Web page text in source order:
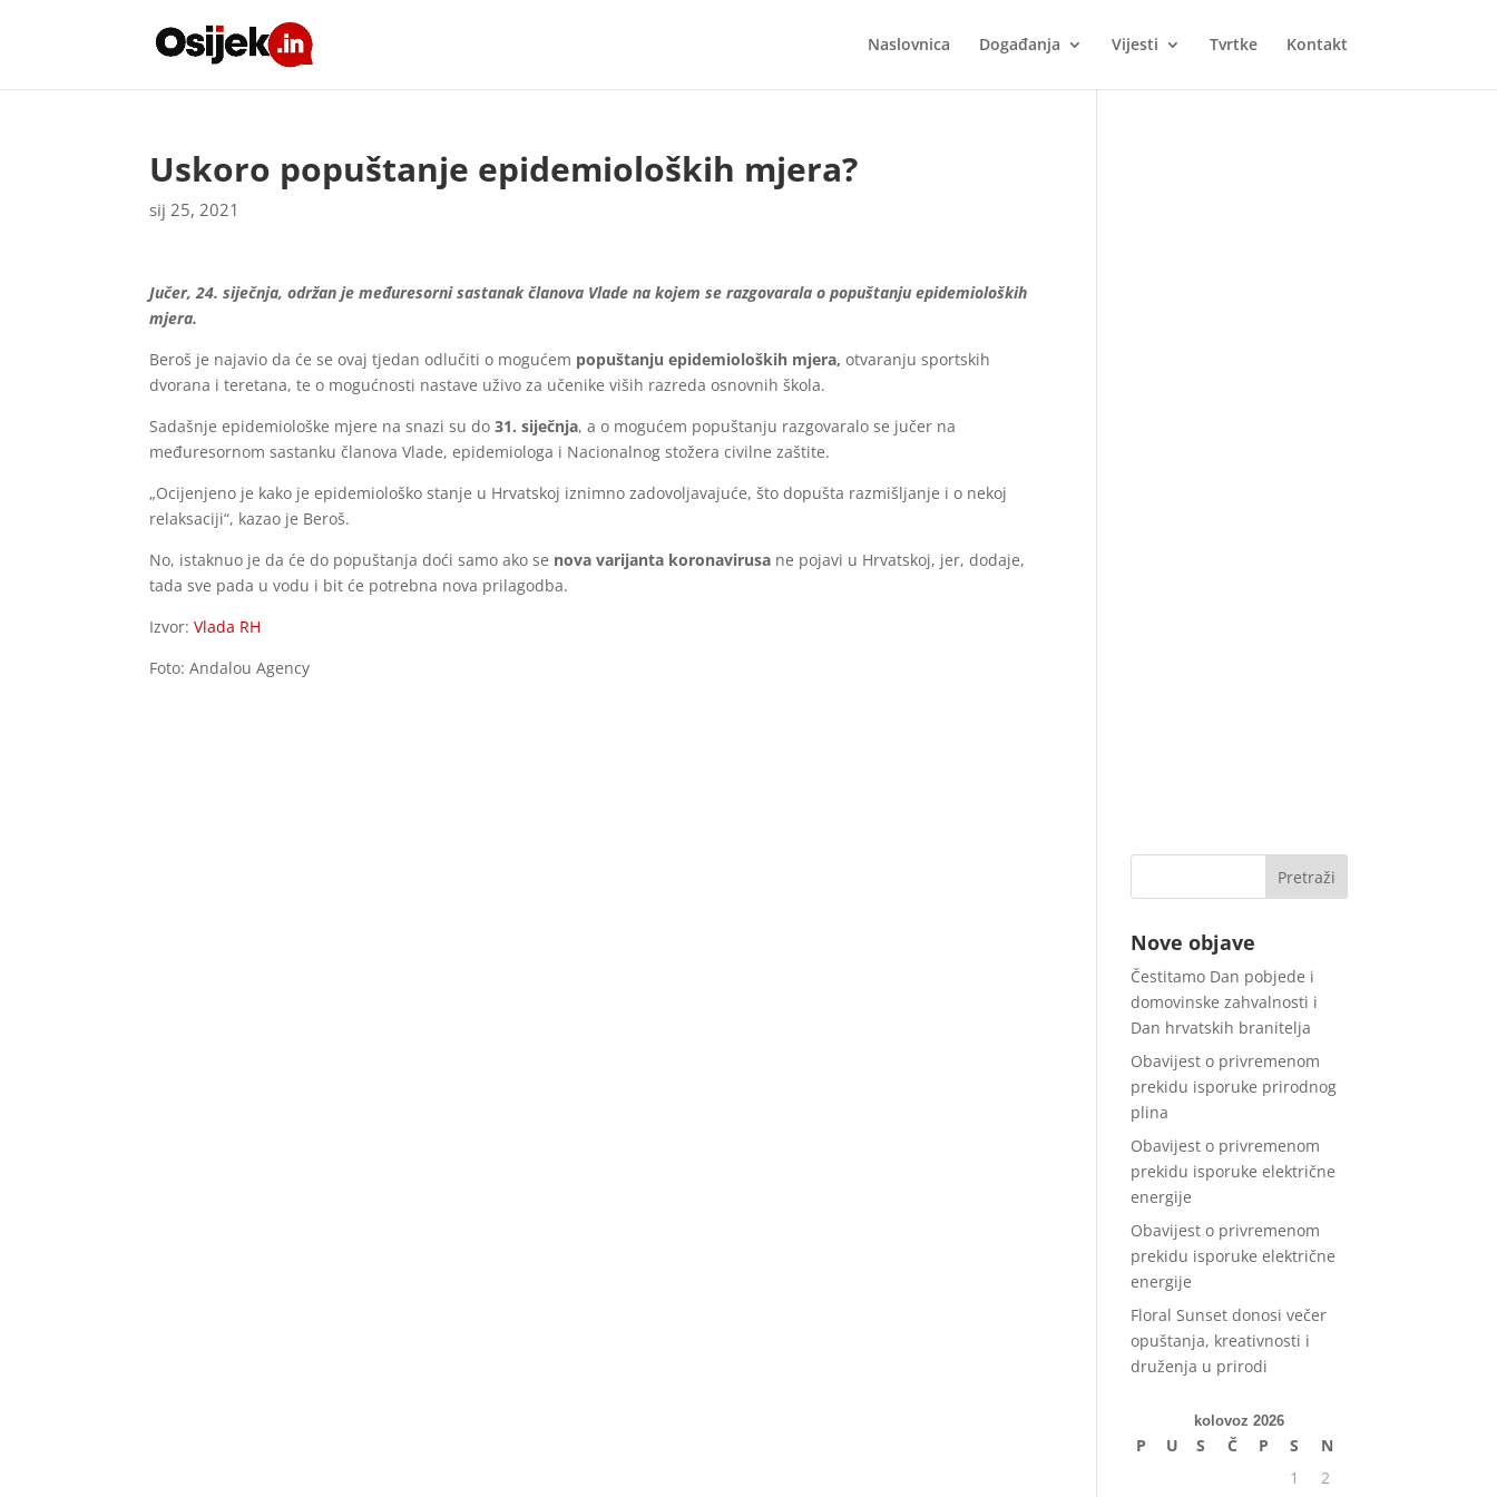
Naslovnica Događanja Vijesti Tvrtke Kontakt
Uskoro popuštanje epidemioloških mjera?
sij 25, 2021
Jučer, 24. siječnja, održan je međuresorni sastanak članova Vlade na kojem se razgovarala o popuštanju epidemioloških
mjera.
Beroš je najavio da će se ovaj tjedan odlučiti o mogućem popuštanju epidemioloških mjera, otvaranju sportskih
dvorana i teretana, te o mogućnosti nastave uživo za učenike viših razreda osnovnih škola.
Sadašnje epidemiološke mjere na snazi su do 31. siječnja, a o mogućem popuštanju razgovaralo se jučer na
međuresornom sastanku članova Vlade, epidemiologa i Nacionalnog stožera civilne zaštite.
„Ocijenjeno je kako je epidemiološko stanje u Hrvatskoj iznimno zadovoljavajuće, što dopušta razmišljanje i o nekoj
relaksaciji“, kazao je Beroš.
No, istaknuo je da će do popuštanja doći samo ako se nova varijanta koronavirusa ne pojavi u Hrvatskoj, jer, dodaje,
tada sve pada u vodu i bit će potrebna nova prilagodba.
Izvor: Vlada RH
Foto: Andalou Agency
Nove objave
Čestitamo Dan pobjede i
domovinske zahvalnosti i
Dan hrvatskih branitelja
Obavijest o privremenom
prekidu isporuke prirodnog
plina
Obavijest o privremenom
prekidu isporuke električne
energije
Obavijest o privremenom
prekidu isporuke električne
energije
Floral Sunset donosi večer
opuštanja, kreativnosti i
druženja u prirodi
kolovoz 2026
P U S Č P S
N
1
2